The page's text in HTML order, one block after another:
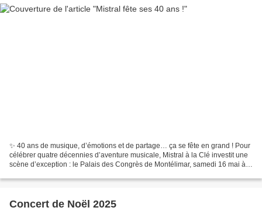
✨ 40 ans de musique, d’émotions et de partage… ça se fête en grand ! Pour
célébrer quatre décennies d’aventure musicale, Mistral à la Clé investit une
scène d’exception : le Palais des Congrès de Montélimar, samedi 16 mai à
Concert de Noël 2025